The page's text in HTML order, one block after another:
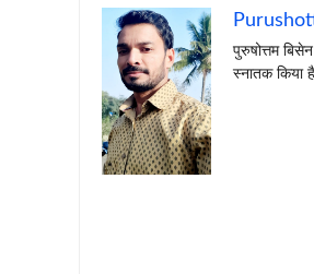
पुरुषोत्तम
स्नातक किया